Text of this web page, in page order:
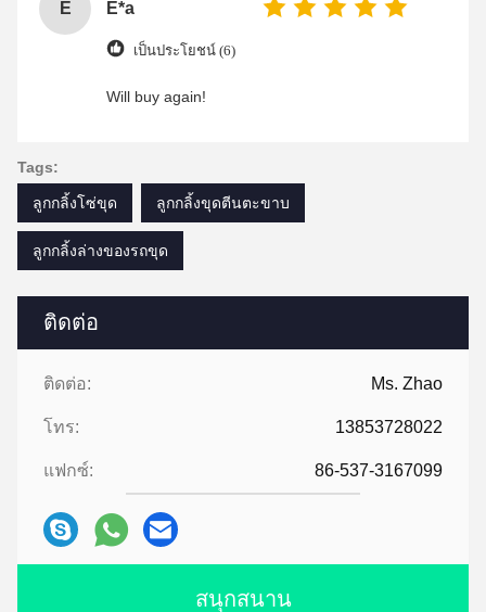
ติดต่อ
ติดต่อ: Ms. Zhao
โทร: 13853728022
แฟกซ์: 86-537-3167099
สนุกสนาน
E E*a
เป็นประโยชน์ (6)
Will buy again!
Tags:
ลูกกลิ้งโซ่ขุด ลูกกลิ้งขุดตีนตะขาบ
ลูกกลิ้งล่างของรถขุด